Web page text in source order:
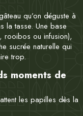
qu’on déguste à
la tasse. Une base
rooibos ou infusion),
sucrée naturelle qui
trop.
moments de
les papilles dès la